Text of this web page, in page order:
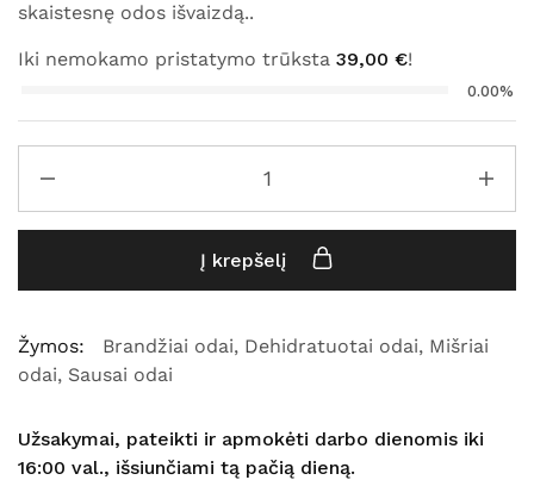
skaistesnę odos išvaizdą..
Iki nemokamo pristatymo trūksta 39,00 €!
0.00%
Į krepšelį
Žymos: Brandžiai odai, Dehidratuotai odai, Mišriai
odai, Sausai odai
Užsakymai, pateikti ir apmokėti darbo dienomis iki
16:00 val., išsiunčiami tą pačią dieną.